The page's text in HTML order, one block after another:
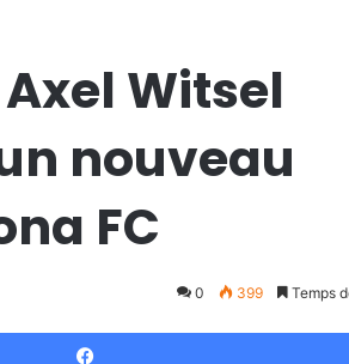
Witsel
nouveau
FC
0 399 Temps